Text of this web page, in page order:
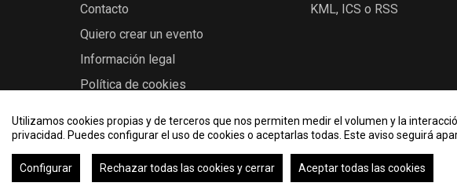
Utilizamos cookies propias y de terceros que nos permiten medir el volumen y la
privacidad. Puedes configurar el uso de cookies o aceptarlas todas. Este aviso seguirá
Configurar Rechazar todas las cookies y cerrar Aceptar todas las cookies
Contacto
Quiero crear un evento
Información legal
Política de cookies
KML, ICS o RSS
2026 © Eventos - Universidad Rey Juan Carlos